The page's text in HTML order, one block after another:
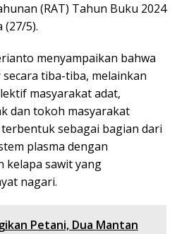
(RAT) Tahun Buku 2024
(27/5).
menyampaikan bahwa
tiba-tiba, melainkan
masyarakat adat,
dan tokoh masyarakat
sebagai bagian dari
plasma dengan
kelapa sawit yang
nagari.
Petani, Dua Mantan